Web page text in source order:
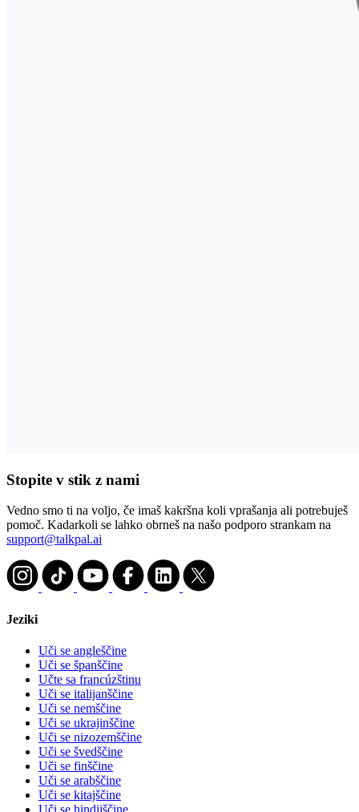
Stopite v stik z nami
Vedno smo ti na voljo, če imaš kakršna koli vprašanja ali potrebuješ
pomoč. Kadarkoli se lahko obrneš na našo podporo strankam na
support@talkpal.ai
Jeziki
Uči se angleščine
Uči se španščine
Učte sa francúzštinu
Uči se italijanščine
Uči se nemščine
Uči se ukrajinščine
Uči se nizozemščine
Uči se švedščine
Uči se finščine
Uči se arabščine
Uči se kitajščine
Uči se hindijščine